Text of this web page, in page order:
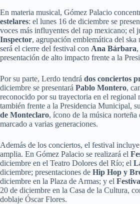
En materia musical, Gómez Palacio
estelares: el lunes 16 de diciembre se
voces más influyentes del rap mexicano; el
Inspector, agrupación emblemática del
será el cierre del festival con Ana Bárbara
presentación de alto impacto frente a la
Por su parte, Lerdo tendrá dos conciertos
diciembre se presentará Pablo Montero,
reconocido por su trayectoria en el regional
también frente a la Presidencia Municipal,
de Monteclaro, ícono de la música norteña
marcado a varias generaciones.
Además de los conciertos, el festival
amplia. En Gómez Palacio se realizará el
diciembre en el Teatro Dolores del Río; el
diciembre; presentaciones de Hip Hop y
diciembre en la Plaza de Armas; y el
20 de diciembre en la Casa de la Cultura,
doblaje Óscar Flores.